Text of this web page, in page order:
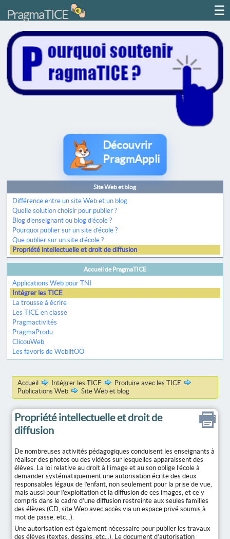
PragmaTICE
Découvrir
PragmAppli
Site Web et blog
Différence entre un site Web et un blog
Quelle solution choisir pour publier ?
Blog d’enseignant ou blog d’école ?
Pourquoi publier sur un site d’école ?
Que publier sur un site d’école ?
Propriété intellectuelle et droit de diffusion
Accueil de PragmaTICE
Applications Web pour TNI
Intégrer les TICE
La trousse à écrire
Les TICE en classe
Pragmactivités
PragmaProdu
ClicouWeb
Les favoris de WeblitOO
Accueil Intégrer les TICE
Produire avec les TICE
Publications Web
Site Web et blog
Propriété intellectuelle et droit de
diffusion
De nombreuses activités pédagogiques conduisent les enseignants à
réaliser des photos ou des vidéos sur lesquelles apparaissent des
élèves. La loi relative au droit à l’image et au son oblige l’école à
demander systématiquement une autorisation écrite des deux
responsables légaux de l’enfant, non seulement pour la prise de vue,
mais aussi pour l’exploitation et la diffusion de ces images, et ce y
compris dans le cadre d’une diffusion restreinte aux seules familles
des élèves (CD, site Web avec accès via un espace privé soumis à
mot de passe, etc...).
Une autorisation est également nécessaire pour publier les travaux
des élèves (textes, dessins, etc...). Le document d’autorisation
☰